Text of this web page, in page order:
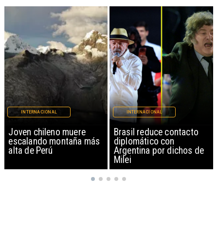
Brasil reduce contacto
diplomático con
Argentina por dichos de
INTERNACIONAL
China restringe
exportación de drones a
EEUU y sanciona
empresas
INTERNACIONAL